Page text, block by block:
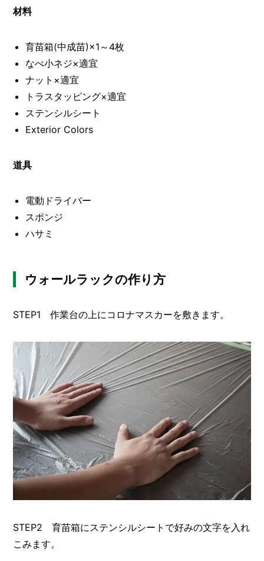
E
O
ユ
ー
/
C
T
E
ス
フ
N
-
S
T
A
F
F
材料
育苗箱(中成苗)×1～4枚
なべ小ネジ×適宜
ナット×適宜
トラスタッピング×適宜
ステンシルシート
Exterior Colors
道具
電動ドライバー
スポンジ
ハサミ
ウォールラックの作り方
STEP1 作業台の上にコロナマスカーを敷きます。
STEP2 育苗箱にステンシルシートで好みの文字を入れ
こみます。